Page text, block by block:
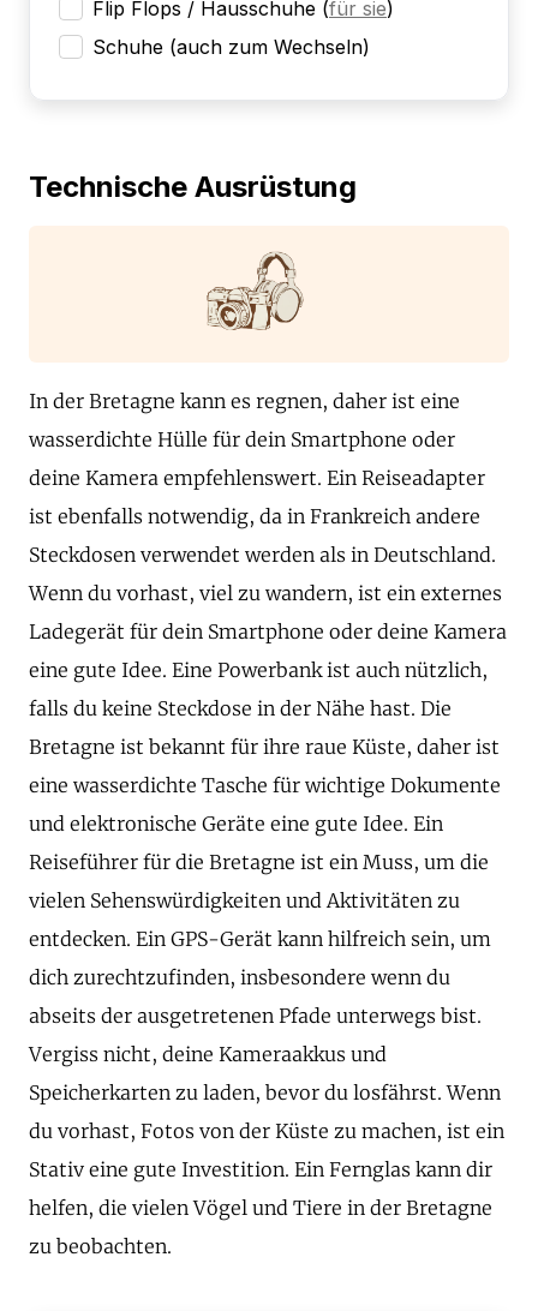
Flip Flops / Hausschuhe (für sie)
Schuhe (auch zum Wechseln)
Technische Ausrüstung
In der Bretagne kann es regnen, daher ist eine
wasserdichte Hülle für dein Smartphone oder
deine Kamera empfehlenswert. Ein Reiseadapter
ist ebenfalls notwendig, da in Frankreich andere
Steckdosen verwendet werden als in Deutschland.
Wenn du vorhast, viel zu wandern, ist ein externes
Ladegerät für dein Smartphone oder deine Kamera
eine gute Idee. Eine Powerbank ist auch nützlich,
falls du keine Steckdose in der Nähe hast. Die
Bretagne ist bekannt für ihre raue Küste, daher ist
eine wasserdichte Tasche für wichtige Dokumente
und elektronische Geräte eine gute Idee. Ein
Reiseführer für die Bretagne ist ein Muss, um die
vielen Sehenswürdigkeiten und Aktivitäten zu
entdecken. Ein GPS-Gerät kann hilfreich sein, um
dich zurechtzufinden, insbesondere wenn du
abseits der ausgetretenen Pfade unterwegs bist.
Vergiss nicht, deine Kameraakkus und
Speicherkarten zu laden, bevor du losfährst. Wenn
du vorhast, Fotos von der Küste zu machen, ist ein
Stativ eine gute Investition. Ein Fernglas kann dir
helfen, die vielen Vögel und Tiere in der Bretagne
zu beobachten.